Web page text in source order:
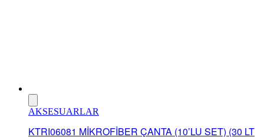
AKSESUARLAR
KTRI06081 MİKROFİBER ÇANTA (10’LU SET) (30 LT